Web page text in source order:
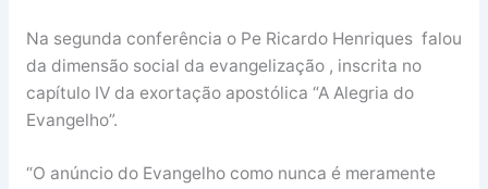
Na segunda conferência o Pe Ricardo Henriques falou
da dimensão social da evangelização , inscrita no
capítulo IV da exortação apostólica “A Alegria do
Evangelho”.
“O anúncio do Evangelho como nunca é meramente